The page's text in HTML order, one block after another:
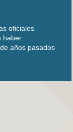
oficiales
haber
años pasados